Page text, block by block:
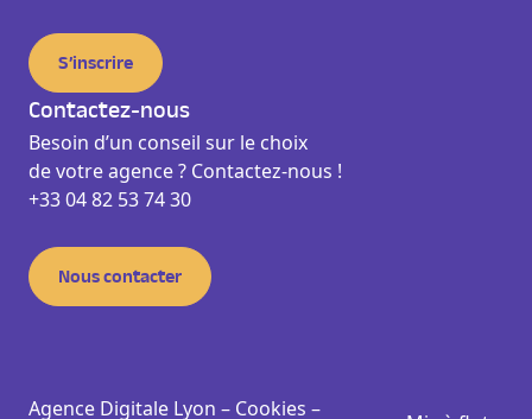
S’inscrire
Contactez-nous
Besoin d’un conseil sur le choix
de votre agence ? Contactez-nous !
+33 04 82 53 74 30
Nous contacter
Agence Digitale Lyon – Cookies –